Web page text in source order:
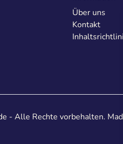
Über uns
Kontakt
- Alle Rechte vorbehalten.